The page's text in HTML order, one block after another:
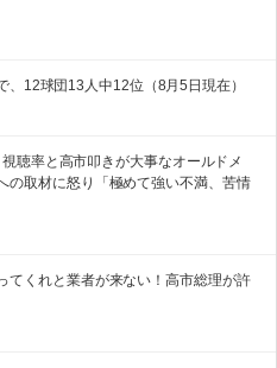
12球団13人中12位（8月5日現在）
聴率と高市叩きが大事なオールドメ
取材に怒り「極めて強い不満、苦情
てくれと業者が来ない！高市総理が許